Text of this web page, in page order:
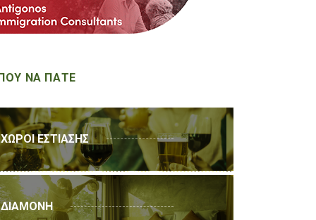
ΝΑ ΠΑΤΕ
ΧΩΡΟΙ ΕΣΤΙΑΣΗΣ
ΔΙΑΜΟΝΗ